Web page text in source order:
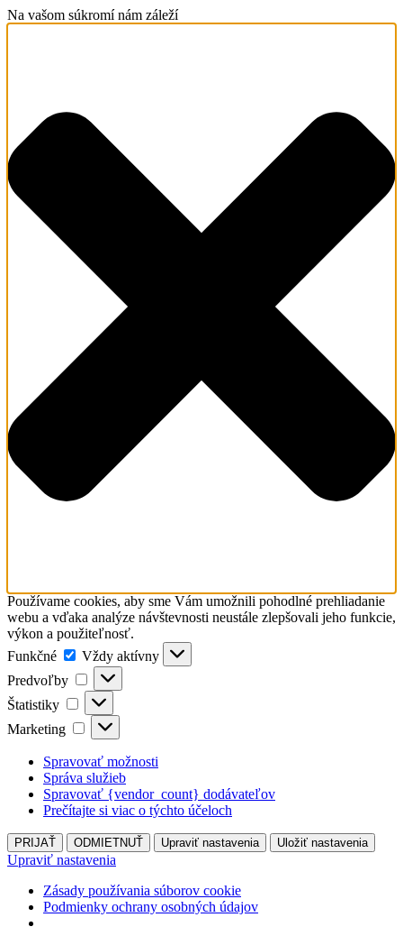
Na vašom súkromí nám záleží
Používame cookies, aby sme Vám umožnili pohodlné prehliadanie
webu a vďaka analýze návštevnosti neustále zlepšovali jeho funkcie,
výkon a použiteľnosť.
Funkčné
Funkčné
Vždy aktívny
Predvoľby
Predvoľby
Štatistiky Štatistiky
Marketing Marketing
Spravovať možnosti
Správa služieb
Spravovať {vendor_count} dodávateľov
Prečítajte si viac o týchto účeloch
PRIJAŤ ODMIETNUŤ Upraviť nastavenia Uložiť nastavenia
Upraviť nastavenia
Zásady používania súborov cookie
Podmienky ochrany osobných údajov